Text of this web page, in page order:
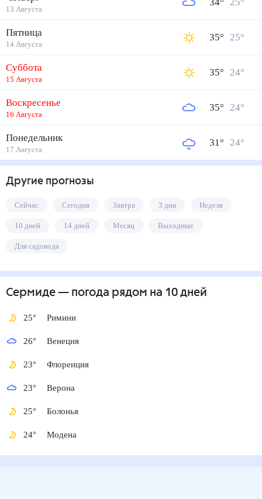
13 Августа
Пятница
14 Августа
35° 25°
Суббота
15 Августа
35° 24°
Воскресенье
16 Августа
35° 24°
Понедельник
17 Августа
31° 24°
Другие прогнозы
Сейчас Сегодня Завтра 3 дня Неделя
10 дней 14 дней Месяц Выходные
Для садовода
Сермиде— погода рядом на 10 дней
25° Римини
26° Венеция
23° Флоренция
23° Верона
25° Болонья
24° Модена